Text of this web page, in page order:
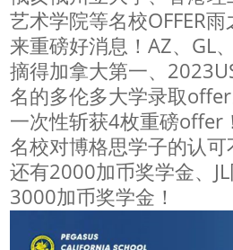
艺术学院等名校OFFER
来重磅好消息！AZ、GL
摘得加拿大第一、
名的多伦多大学录取offer
一次性斩获4枚重磅offer
名校对博格思学子的认可
还有2000加币奖学金、
3000加币奖学金！